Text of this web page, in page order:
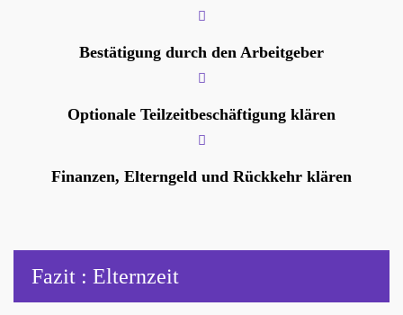
Bestätigung durch den Arbeitgeber
Optionale Teilzeitbeschäftigung klären
Finanzen, Elterngeld und Rückkehr klären
Fazit : Elternzeit